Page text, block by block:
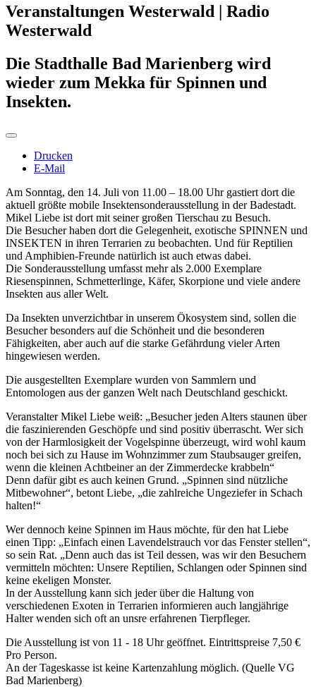
Veranstaltungen Westerwald | Radio
Westerwald
Die Stadthalle Bad Marienberg wird
wieder zum Mekka für Spinnen und
Insekten.
Drucken
E-Mail
Am Sonntag, den 14. Juli von 11.00 – 18.00 Uhr gastiert dort die
aktuell größte mobile Insektensonderausstellung in der Badestadt.
Mikel Liebe ist dort mit seiner großen Tierschau zu Besuch.
Die Besucher haben dort die Gelegenheit, exotische SPINNEN und
INSEKTEN in ihren Terrarien zu beobachten. Und für Reptilien
und Amphibien-Freunde natürlich ist auch etwas dabei.
Die Sonderausstellung umfasst mehr als 2.000 Exemplare
Riesenspinnen, Schmetterlinge, Käfer, Skorpione und viele andere
Insekten aus aller Welt.
Da Insekten unverzichtbar in unserem Ökosystem sind, sollen die
Besucher besonders auf die Schönheit und die besonderen
Fähigkeiten, aber auch auf die starke Gefährdung vieler Arten
hingewiesen werden.
Die ausgestellten Exemplare wurden von Sammlern und
Entomologen aus der ganzen Welt nach Deutschland geschickt.
Veranstalter Mikel Liebe weiß: „Besucher jeden Alters staunen über
die faszinierenden Geschöpfe und sind positiv überrascht. Wer sich
von der Harmlosigkeit der Vogelspinne überzeugt, wird wohl kaum
noch bei sich zu Hause im Wohnzimmer zum Staubsauger greifen,
wenn die kleinen Achtbeiner an der Zimmerdecke krabbeln“
Denn dafür gibt es auch keinen Grund. „Spinnen sind nützliche
Mitbewohner“, betont Liebe, „die zahlreiche Ungeziefer in Schach
halten!“
Wer dennoch keine Spinnen im Haus möchte, für den hat Liebe
einen Tipp: „Einfach einen Lavendelstrauch vor das Fenster stellen“,
so sein Rat. „Denn auch das ist Teil dessen, was wir den Besuchern
vermitteln möchten: Unsere Reptilien, Schlangen oder Spinnen sind
keine ekeligen Monster.
In der Ausstellung kann sich jeder über die Haltung von
verschiedenen Exoten in Terrarien informieren auch langjährige
Halter wenden sich oft an unsre erfahrenen Tierpfleger.
Die Ausstellung ist von 11 - 18 Uhr geöffnet. Eintrittspreise 7,50 €
Pro Person.
An der Tageskasse ist keine Kartenzahlung möglich. (Quelle VG
Bad Marienberg)